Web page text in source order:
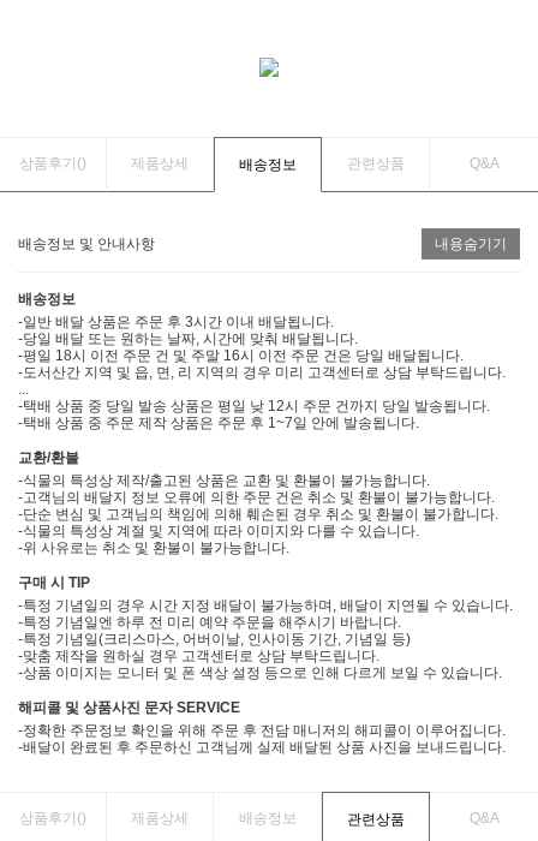
상품후기() 제품상세 배송정보 관련상품 Q&A
배송정보 및 안내사항 내용숨기기
배송정보
-일반 배달 상품은 주문 후 3시간 이내 배달됩니다.
-당일 배달 또는 원하는 날짜, 시간에 맞춰 배달됩니다.
-평일 18시 이전 주문 건 및 주말 16시 이전 주문 건은 당일 배달됩니다.
-도서산간 지역 및 읍, 면, 리 지역의 경우 미리 고객센터로 상담 부탁드립니다.
-택배 상품 중 당일 발송 상품은 평일 낮 12시 주문 건까지 당일 발송됩니다.
-택배 상품 중 주문 제작 상품은 주문 후 1~7일 안에 발송됩니다.
교환/환불
-식물의 특성상 제작/출고된 상품은 교환 및 환불이 불가능합니다.
-고객님의 배달지 정보 오류에 의한 주문 건은 취소 및 환불이 불가능합니다.
-단순 변심 및 고객님의 책임에 의해 훼손된 경우 취소 및 환불이 불가합니다.
-식물의 특성상 계절 및 지역에 따라 이미지와 다를 수 있습니다.
-위 사유로는 취소 및 환불이 불가능합니다.
구매 시 TIP
-특정 기념일의 경우 시간 지정 배달이 불가능하며, 배달이 지연될 수 있습니다.
-특정 기념일엔 하루 전 미리 예약 주문을 해주시기 바랍니다.
-특정 기념일(크리스마스, 어버이날, 인사이동 기간, 기념일 등)
-맞춤 제작을 원하실 경우 고객센터로 상담 부탁드립니다.
-상품 이미지는 모니터 및 폰 색상 설정 등으로 인해 다르게 보일 수 있습니다.
해피콜 및 상품사진 문자 SERVICE
-정확한 주문정보 확인을 위해 주문 후 전담 매니저의 해피콜이 이루어집니다.
-배달이 완료된 후 주문하신 고객님께 실제 배달된 상품 사진을 보내드립니다.
상품후기() 제품상세 배송정보 관련상품 Q&A